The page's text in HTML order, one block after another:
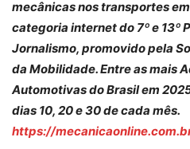
mecânicas nos transportes
categoria internet do 7º e 13º
Jornalismo, promovido pela
da Mobilidade. Entre as mais
Automotivas do Brasil em
dias 10, 20 e 30 de cada mês.
https://